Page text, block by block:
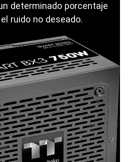
determinado porcentaje
ruido no deseado.